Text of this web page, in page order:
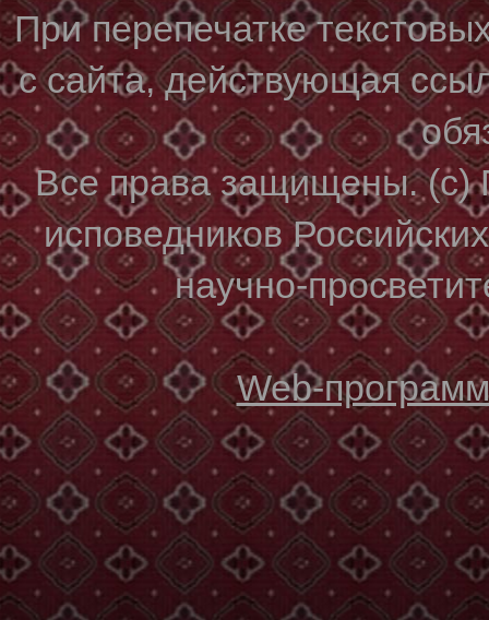
При перепечатке
с сайта, действующая
Все права защищены. (с)
исповедников
научно-
Web-